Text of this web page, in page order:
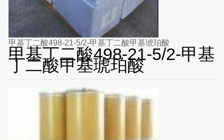
甲基丁二酸498-21-5/2-甲基丁二酸甲基琥珀酸
甲基丁二酸498-21-5/2-甲基
丁二酸甲基琥珀酸